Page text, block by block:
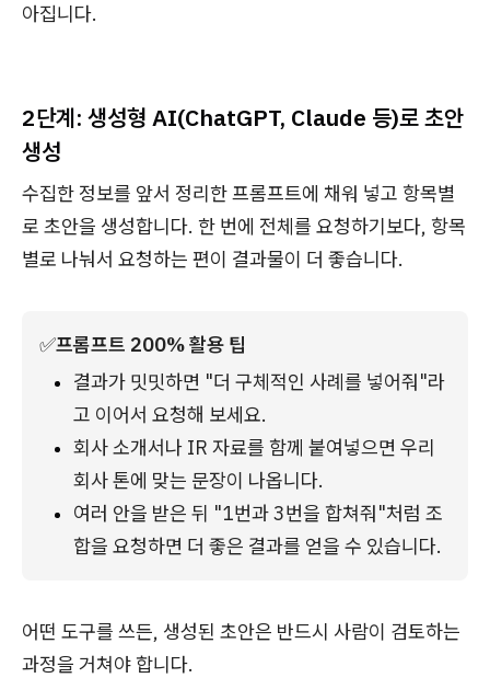
아집니다.
2단계: 생성형 AI(ChatGPT, Claude 등)로 초안
생성
수집한 정보를 앞서 정리한 프롬프트에 채워 넣고 항목별
로 초안을 생성합니다. 한 번에 전체를 요청하기보다, 항목
별로 나눠서 요청하는 편이 결과물이 더 좋습니다.
✅프롬프트 200% 활용 팁
결과가 밋밋하면 "더 구체적인 사례를 넣어줘"라
고 이어서 요청해 보세요.
회사 소개서나 IR 자료를 함께 붙여넣으면 우리
회사 톤에 맞는 문장이 나옵니다.
여러 안을 받은 뒤 "1번과 3번을 합쳐줘"처럼 조
합을 요청하면 더 좋은 결과를 얻을 수 있습니다.
어떤 도구를 쓰든, 생성된 초안은 반드시 사람이 검토하는
과정을 거쳐야 합니다.